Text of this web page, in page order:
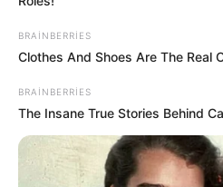
Xəbər xoşunuza gəldi? Sosial
BRAINBERRIES
Clothes And Shoes Are The Real
BRAINBERRIES
The Insane True Stories Behind